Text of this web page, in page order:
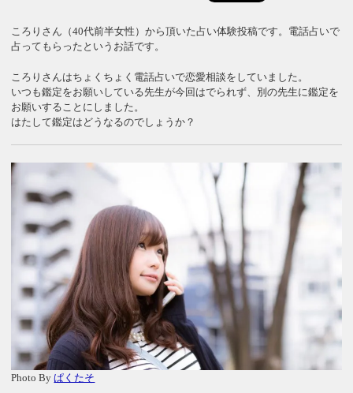
ころりさん（40代前半女性）から頂いた占い体験投稿です。電話占いで
占ってもらったというお話です。
ころりさんはちょくちょく電話占いで恋愛相談をしていました。
いつも鑑定をお願いしている先生が今回はでられず、別の先生に鑑定を
お願いすることにしました。
はたして鑑定はどうなるのでしょうか？
Photo Byぱくたそ